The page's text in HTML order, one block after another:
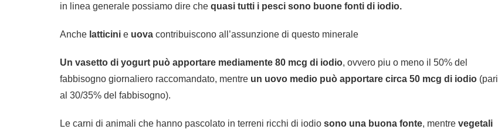
in linea generale possiamo dire che quasi tutti i pesci sono buone fonti di iodio.
Anche latticini e uova contribuiscono all’assunzione di questo minerale
Un vasetto di yogurt può apportare mediamente 80 mcg di iodio, ovvero piu o meno il 50% del
fabbisogno giornaliero raccomandato, mentre un uovo medio può apportare circa 50 mcg di iodio (pari
al 30/35% del fabbisogno).
Le carni di animali che hanno pascolato in terreni ricchi di iodio sono una buona fonte, mentre vegetali